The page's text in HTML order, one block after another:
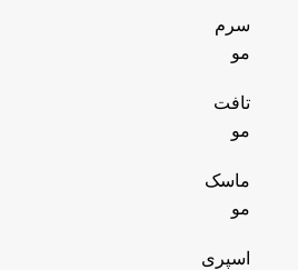
سرم
مو
تافت
مو
ماسک
مو
اسپری